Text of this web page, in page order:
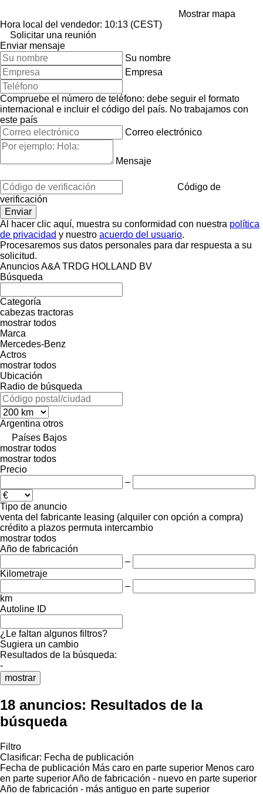
Mostrar mapa
Hora local del vendedor: 10:13 (CEST)
Solicitar una reunión
Enviar mensaje
Su nombre
Empresa
Compruebe el número de teléfono: debe seguir el formato
internacional e incluir el código del país. No trabajamos con
este país
Correo electrónico
Mensaje
Código de
verificación
Al hacer clic aquí, muestra su conformidad con nuestra política
de privacidad y nuestro acuerdo del usuario.
Procesaremos sus datos personales para dar respuesta a su
solicitud.
Anuncios A&A TRDG HOLLAND BV
Búsqueda
Categoría
cabezas tractoras
mostrar todos
Marca
Mercedes-Benz
Actros
mostrar todos
Ubicación
Radio de búsqueda
Argentina otros
Países Bajos
mostrar todos
mostrar todos
Precio
–
Tipo de anuncio
venta del fabricante leasing (alquiler con opción a compra)
crédito a plazos permuta intercambio
mostrar todos
Año de fabricación
–
Kilometraje
–
km
Autoline ID
¿Le faltan algunos filtros?
Sugiera un cambio
Resultados de la búsqueda:
-
mostrar
18 anuncios: Resultados de la
búsqueda
Filtro
Clasificar: Fecha de publicación
Fecha de publicación Más caro en parte superior Menos caro
en parte superiorAño de fabricación - nuevo en parte superior
Año de fabricación - más antiguo en parte superior